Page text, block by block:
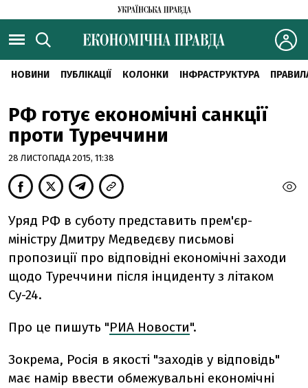
НОВИНИ ПУБЛІКАЦІЇ КОЛОНКИ ІНФРАСТРУКТУРА
РФ готує економічні санкції
проти Туреччини
28 ЛИСТОПАДА 2015, 11:38
Уряд РФ в суботу представить прем'єр-
міністру Дмитру Медведєву письмові
пропозиції про відповідні економічні заходи
щодо Туреччини після інциденту з літаком
Су-24.
Про це пишуть "РИА Новости".
Зокрема, Росія в якості "заходів у відповідь"
має намір ввести обмежувальні економічні